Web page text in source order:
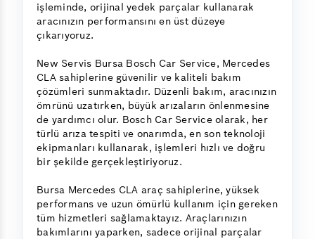
işleminde, orijinal yedek parçalar kullanarak
aracınızın performansını en üst düzeye
çıkarıyoruz.
New Servis Bursa Bosch Car Service, Mercedes
CLA sahiplerine güvenilir ve kaliteli bakım
çözümleri sunmaktadır. Düzenli bakım, aracınızın
ömrünü uzatırken, büyük arızaların önlenmesine
de yardımcı olur. Bosch Car Service olarak, her
türlü arıza tespiti ve onarımda, en son teknoloji
ekipmanları kullanarak, işlemleri hızlı ve doğru
bir şekilde gerçekleştiriyoruz.
Bursa Mercedes CLA araç sahiplerine, yüksek
performans ve uzun ömürlü kullanım için gereken
tüm hizmetleri sağlamaktayız. Araçlarınızın
bakımlarını yaparken, sadece orijinal parçalar